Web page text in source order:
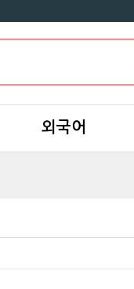
외국어